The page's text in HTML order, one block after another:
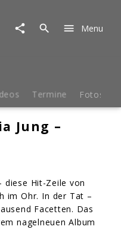
Menu
Termine Fotos
Jung –
diese Hit-Zeile von
im Ohr. In der Tat –
Facetten. Das
nagelneuen Album